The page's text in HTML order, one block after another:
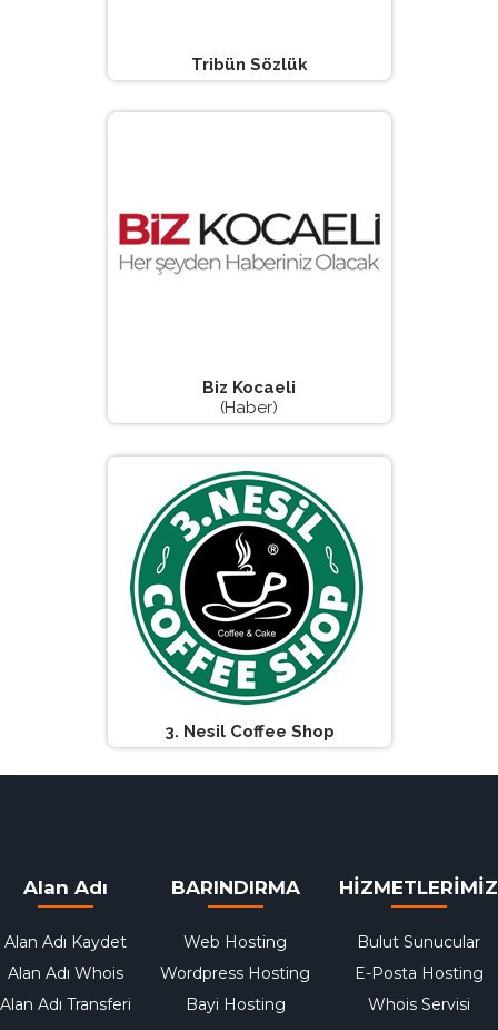
Tribün Sözlük
Biz Kocaeli
(Haber)
3. Nesil Coffee Shop
Alan Adı
Alan Adı Kaydet
Alan Adı Whois
Alan Adı Transferi
BARINDIRMA
Web Hosting
Wordpress Hosting
Bayi Hosting
HİZMETLERİMİZ
Bulut Sunucular
E-Posta Hosting
Whois Servisi